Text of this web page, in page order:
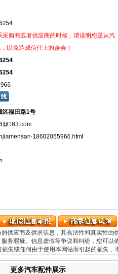
采购商或者供应商的时候，请说明您是从汽
以免造成信任上的误会！
区福田路1号
18602055966.html
的供应商及供求信息，其合法性和真实性由
务瑕疵、信息虚假等争议和纠纷，您可
失或任何由于使用本网站而引起的损失，
更多汽车配件展示